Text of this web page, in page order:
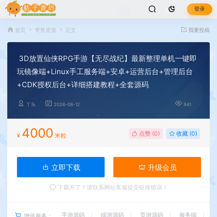
登录
首页 寄售资源 正文 我要投稿
3D放置仙侠RPG手游【无尽战纪】最新整理单机一键即
玩镜像端+Linux手工服务端+安卓+运营后台+管理后台
+CDK授权后台+详细搭建教程+全套源码
丫头 2026-06-12 941
¥ 4000 米粒 点赞 (0) 收藏 (0)
立即下载 升级会员
下载不了？请联系网站客服提交链接错误！
手游源码 端游源码 页游源码 服务端